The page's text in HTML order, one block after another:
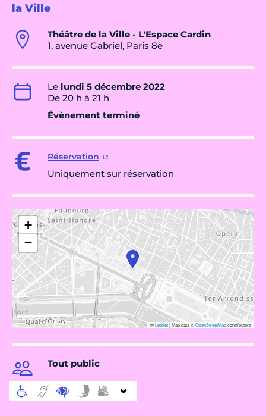
la Ville
Théâtre de la Ville - L'Espace Cardin
1, avenue Gabriel, Paris 8e
Le lundi 5 décembre 2022
De 20 h à 21 h
Évènement terminé
Réservation
Uniquement sur réservation
+
−
Leaflet|Map data ©OpenStreetMapcontributors
Tout public